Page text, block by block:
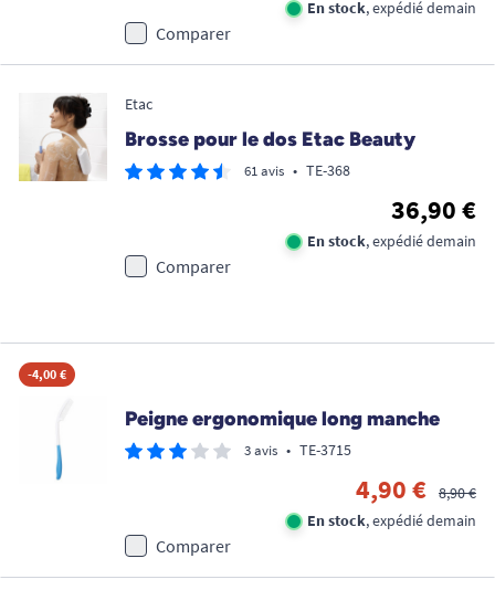
En stock, expédié demain
Comparer
Etac
Brosse pour le dos Etac Beauty
61 avis • TE-368
36,90 €
En stock, expédié demain
Comparer
-4,00 €
Peigne ergonomique long manche
3 avis • TE-3715
4,90 €
8,90 €
En stock, expédié demain
Comparer